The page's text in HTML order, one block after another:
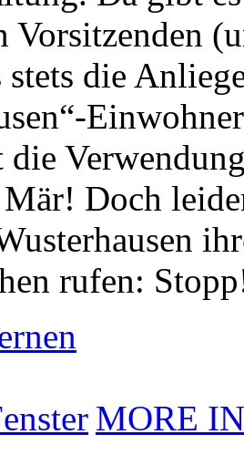
Vorsitzenden
stets die
Doch
rufen:
MORE